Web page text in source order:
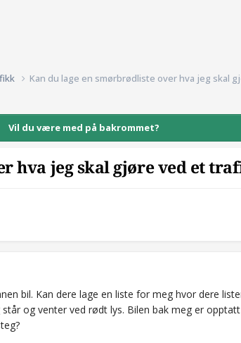
Kan du lage en smørbrødliste over hva jeg skal
Vil du være med på bakrommet?
hva jeg skal gjøre ved et
bil. Kan dere lage en liste for meg hvor dere
og venter ved rødt lys. Bilen bak meg er